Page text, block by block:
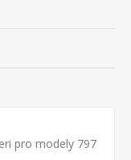
pro modely 797